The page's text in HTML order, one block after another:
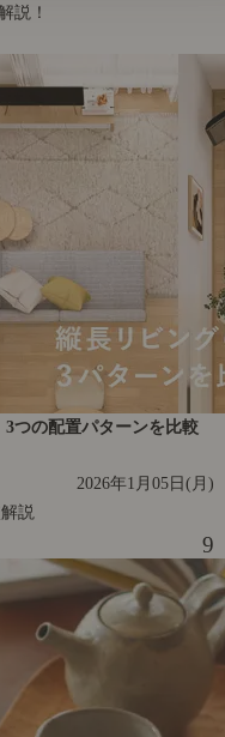
説！
つの配置パターンを比較
2026年1月05日(月)
説
9